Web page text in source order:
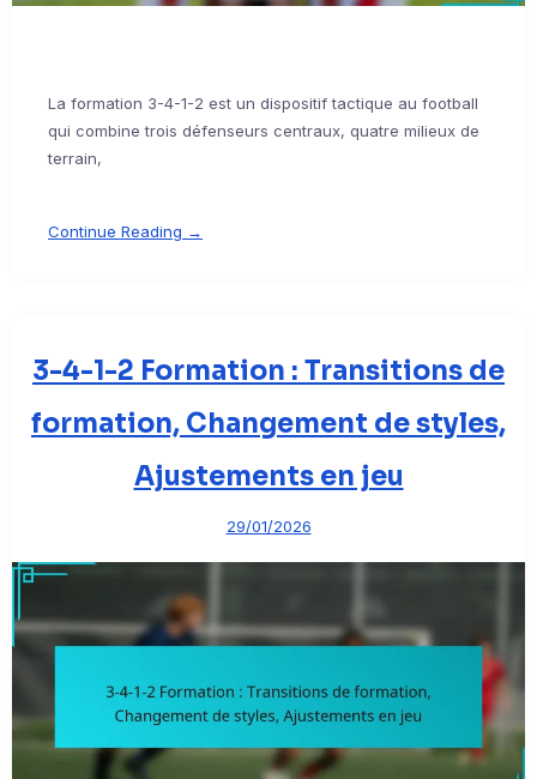
La formation 3-4-1-2 est un dispositif tactique au football
qui combine trois défenseurs centraux, quatre milieux de
terrain,
Continue Reading →
3-4-1-2 Formation : Transitions de
formation, Changement de styles,
Ajustements en jeu
29/01/2026